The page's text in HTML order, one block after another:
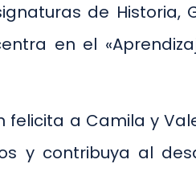
de Historia,
en el
felicita a Camila y
y contribuya al